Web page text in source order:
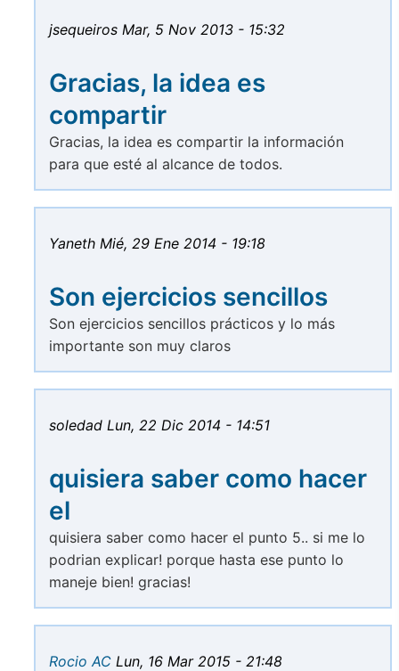
jsequeiros Mar, 5 Nov 2013 - 15:32
Gracias, la idea es
compartir
Gracias, la idea es compartir la información
para que esté al alcance de todos.
Yaneth Mié, 29 Ene 2014 - 19:18
Son ejercicios sencillos
Son ejercicios sencillos prácticos y lo más
importante son muy claros
soledad Lun, 22 Dic 2014 - 14:51
quisiera saber como hacer
el
quisiera saber como hacer el punto 5.. si me lo
podrian explicar! porque hasta ese punto lo
maneje bien! gracias!
Rocio AC Lun, 16 Mar 2015 - 21:48